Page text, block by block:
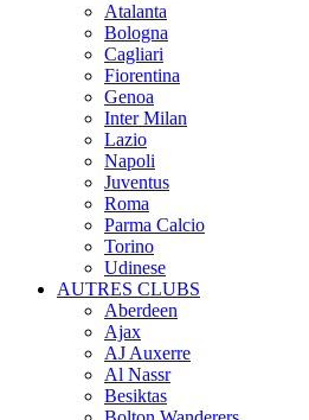
Atalanta
Bologna
Cagliari
Fiorentina
Genoa
Inter Milan
Lazio
Napoli
Juventus
Roma
Parma Calcio
Torino
Udinese
AUTRES CLUBS
Aberdeen
Ajax
AJ Auxerre
Al Nassr
Besiktas